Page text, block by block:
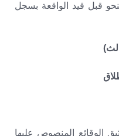
قبل قيد الواقعة بسجل
الوقائع المنصوص عليها